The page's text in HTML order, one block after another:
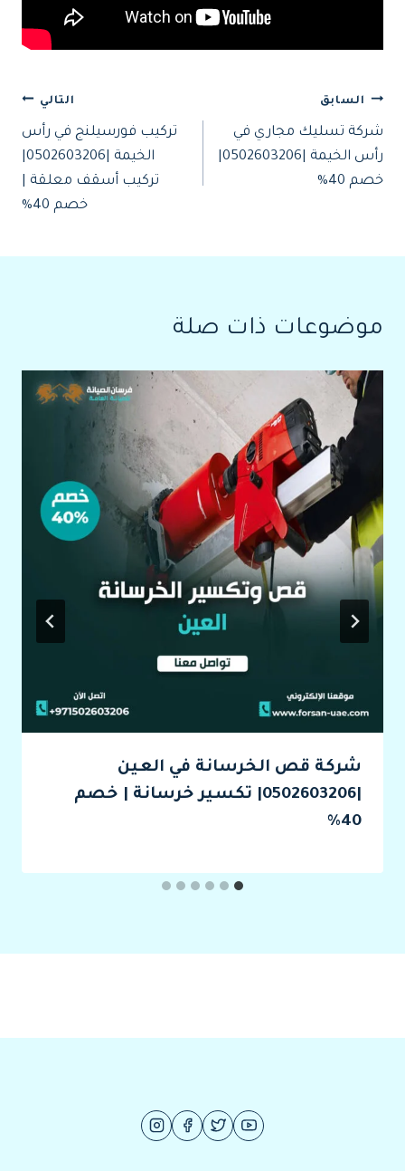
تصفّح
المقالات
السابق
شركة تسليك مجاري في
خصم 40%
التالي
تركيب فورسيلنج في رأس
تركيب أسقف معلقة |
خصم 40%
موضوعات ذات صلة
شركة قص الخرسانة في العين
|0502603206| تكسير خرسانة | خصم
40%